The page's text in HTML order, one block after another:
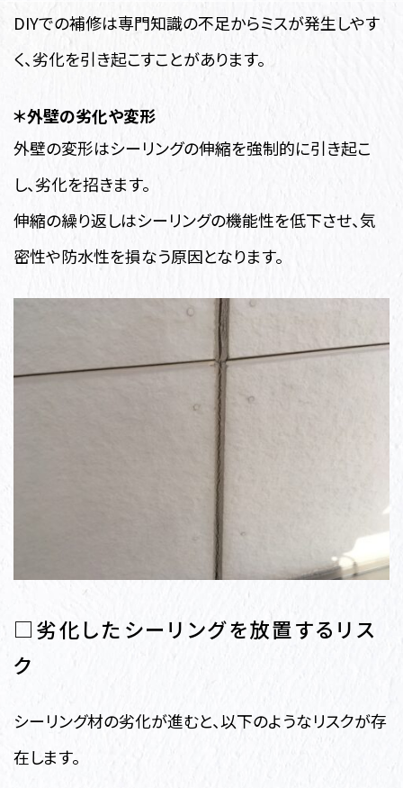
DIYでの補修は専門知識の不足からミスが発生しやす
く、劣化を引き起こすことがあります。
＊外壁の劣化や変形
外壁の変形はシーリングの伸縮を強制的に引き起こ
し、劣化を招きます。
伸縮の繰り返しはシーリングの機能性を低下させ、気
密性や防水性を損なう原因となります。
□劣化したシーリングを放置するリス
ク
シーリング材の劣化が進むと、以下のようなリスクが存
在します。